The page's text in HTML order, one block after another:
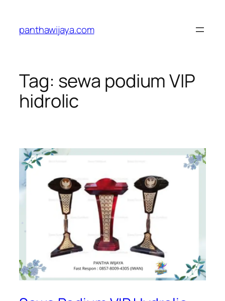
konten
panthawijaya.com
Tag: sewa podium VIP
hidrolic